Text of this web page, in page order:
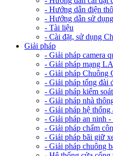
- Hướng dẫn điện
- Hướng dẫn sử
- Tài liệu
- Cài đặt, sử dụng
Giải pháp
- Giải pháp camera
- Giải pháp mạng
- Giải pháp Chuông
- Giải pháp tổng đài
- Giải pháp kiểm
- Giải pháp nhà
- Giải pháp hệ thống
- Giải pháp an ninh
- Giải pháp chấm
- Giải pháp bãi giữ
- Giải pháp chuông